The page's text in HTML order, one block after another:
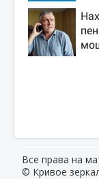
Все права на
© Кривое